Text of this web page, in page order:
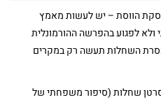
הווסת – יש לעשות מאמץ
לפגוע בהפרשה ההורמונלית
השחלות תעשה רק במקרים
שחלות (סיפור משפחתי של